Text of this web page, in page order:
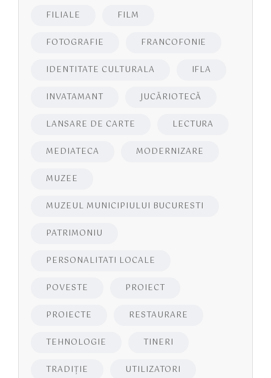
FILIALE FILM
FOTOGRAFIE FRANCOFONIE
IDENTITATE CULTURALA IFLA
INVATAMANT JUCĂRIOTECĂ
LANSARE DE CARTE LECTURA
MEDIATECA MODERNIZARE
MUZEE
MUZEUL MUNICIPIULUI BUCURESTI
PATRIMONIU
PERSONALITATI LOCALE
POVESTE PROIECT
PROIECTE RESTAURARE
TEHNOLOGIE TINERI
TRADIȚIE UTILIZATORI